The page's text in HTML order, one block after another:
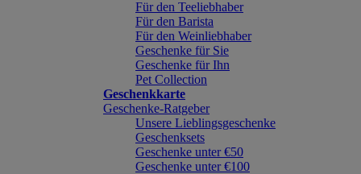
Für den Teeliebhaber
Für den Barista
Für den Weinliebhaber
Geschenke für Sie
Geschenke für Ihn
Pet Collection
Geschenkkarte
Geschenke-Ratgeber
Unsere Lieblingsgeschenke
Geschenksets
Geschenke unter €50
Geschenke unter €100